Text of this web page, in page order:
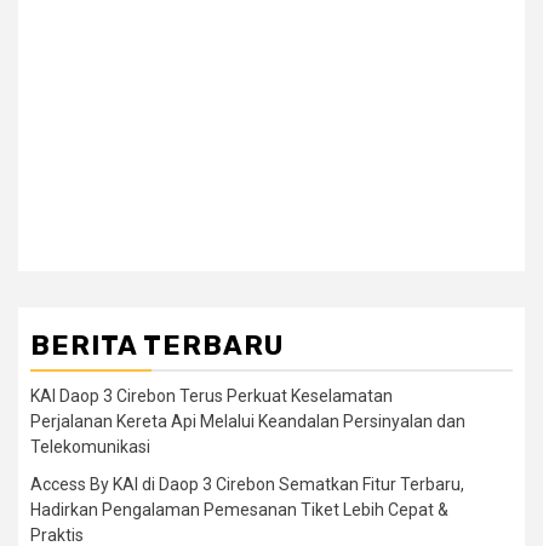
BERITA TERBARU
KAI Daop 3 Cirebon Terus Perkuat Keselamatan
Perjalanan Kereta Api Melalui Keandalan Persinyalan dan
Telekomunikasi
Access By KAI di Daop 3 Cirebon Sematkan Fitur Terbaru,
Hadirkan Pengalaman Pemesanan Tiket Lebih Cepat &
Praktis